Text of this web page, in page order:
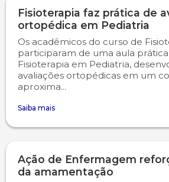
Fisioterapia faz prática de
ortopédica em Pediatria
Os acadêmicos do curso de
participaram de uma aula
Fisioterapia em Pediatria,
avaliações ortopédicas em um
aproxima...
Saiba mais
Ação de Enfermagem
da amamentação